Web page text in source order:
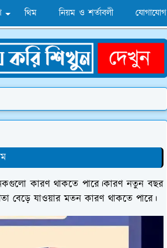
থিম নিয়ম ও শর্তাবলী যোগাযোগ
কারণ থাকতে পারে।কারণ নতুন বছর
বেড়ে যাওয়ার মতন কারণ থাকতে পারে।